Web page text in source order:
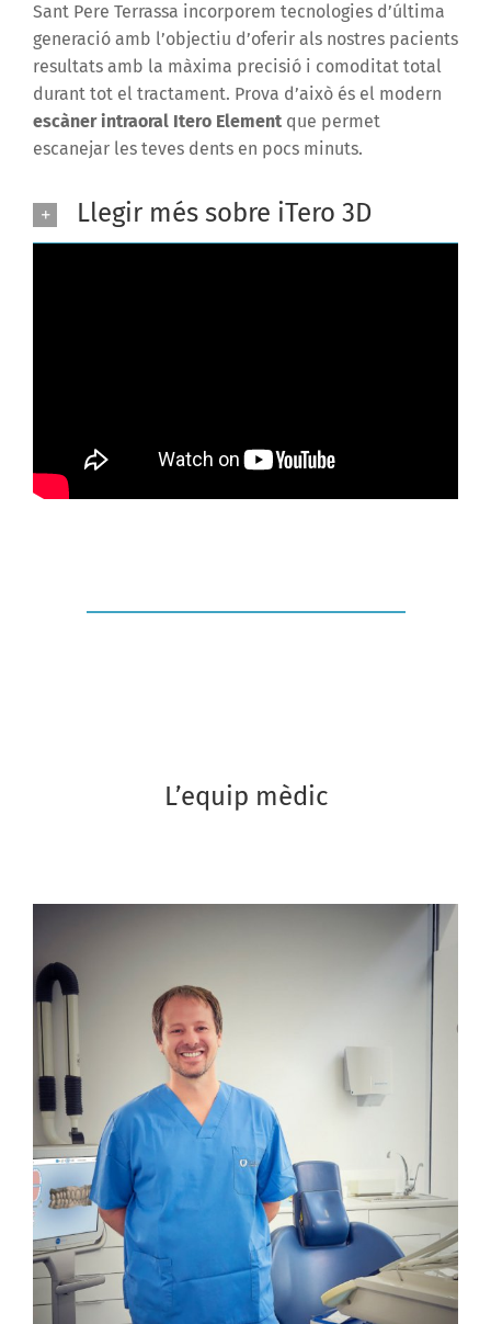
Sant Pere Terrassa incorporem tecnologies d’última
generació amb l’objectiu d’oferir als nostres pacients
resultats amb la màxima precisió i comoditat total
durant tot el tractament. Prova d’això és el modern
escàner intraoral Itero Element que permet
escanejar les teves dents en pocs minuts.
Llegir més sobre iTero 3D
L’equip mèdic